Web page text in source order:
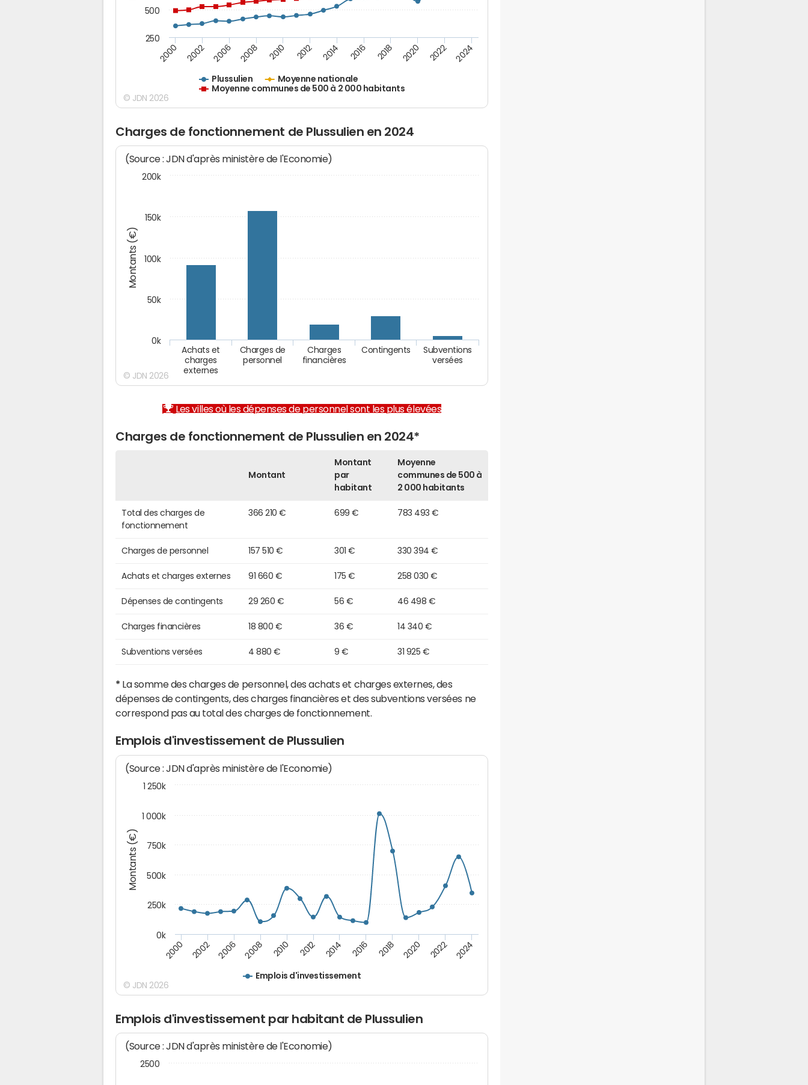
Plussulien
Moyenne nationale
Moyenne communes de 500 à 2 000 habitants
2000 2002 2006 2008 2010 2012 2014 2016 2018 2020 2022 2024
250
500
© JDN 2026
Charges de fonctionnement de Plussulien en 2024
Montants (€)
(Source : JDN d'après ministère de l'Economie)
Achats et
charges
externes
Charges de
personnel
Charges
financières
Contingents
Subventions
versées
0k
50k
100k
150k
200k
© JDN 2026
Les villes où les dépenses de personnel sont les plus élevées
Charges de fonctionnement de Plussulien en 2024*
Montant
Montant
par
habitant
Moyenne
communes de 500 à
2 000 habitants
Total des charges de
fonctionnement
366 210 € 699 € 783 493 €
Charges de personnel 157 510 € 301 € 330 394 €
Achats et charges externes 91 660 € 175 € 258 030 €
Dépenses de contingents 29 260 € 56 € 46 498 €
Charges financières 18 800 € 36 € 14 340 €
Subventions versées 4 880 € 9 € 31 925 €
* La somme des charges de personnel, des achats et charges externes, des
dépenses de contingents, des charges financières et des subventions versées ne
correspond pas au total des charges de fonctionnement.
Emplois d'investissement de Plussulien
Montants (€)
(Source : JDN d'après ministère de l'Economie)
Emplois d'investissement
2000 2002 2006 2008 2010 2012 2014 2016 2018 2020 2022 2024
0k
250k
500k
750k
1 000k
1 250k
© JDN 2026
Emplois d'investissement par habitant de Plussulien
(Source : JDN d'après ministère de l'Economie)
2500